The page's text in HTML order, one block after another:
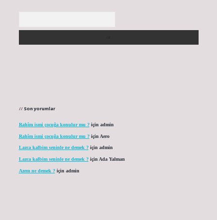
Son yorumlar
Rahîm ismi çocuğa konulur mu ?için admin
Rahîm ismi çocuğa konulur mu ?için Aero
Lazca kalbim seninle ne demek ?için admin
Lazca kalbim seninle ne demek ?için Ada Yalman
Azem ne demek ?için admin